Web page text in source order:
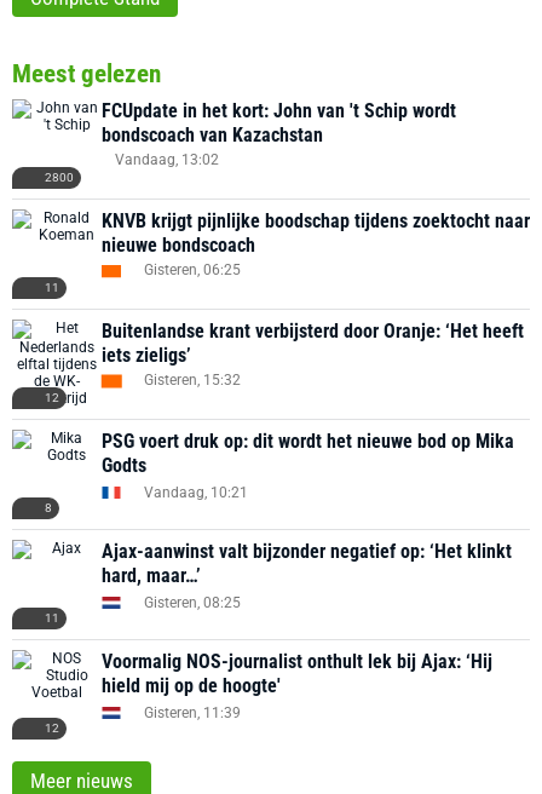
Meest gelezen
2800
FCUpdate in het kort: John van 't Schip wordt
bondscoach van Kazachstan
Vandaag, 13:02
11
KNVB krijgt pijnlijke boodschap tijdens zoektocht naar
nieuwe bondscoach
Gisteren, 06:25
12
Buitenlandse krant verbijsterd door Oranje: ‘Het heeft
iets zieligs’
Gisteren, 15:32
8
PSG voert druk op: dit wordt het nieuwe bod op Mika
Godts
Vandaag, 10:21
11
Ajax-aanwinst valt bijzonder negatief op: ‘Het klinkt
hard, maar…’
Gisteren, 08:25
12
Voormalig NOS-journalist onthult lek bij Ajax: ‘Hij
hield mij op de hoogte'
Gisteren, 11:39
Meer nieuws